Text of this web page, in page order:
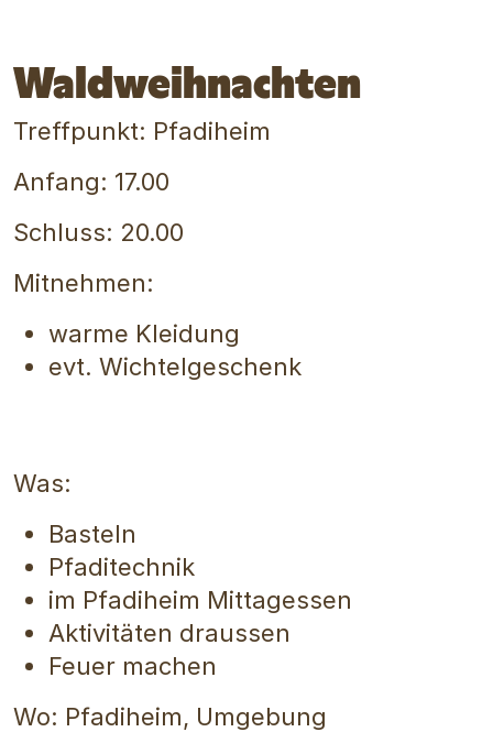
Waldweihnachten
Treffpunkt: Pfadiheim
Anfang: 17.00
Schluss: 20.00
Mitnehmen:
warme Kleidung
evt. Wichtelgeschenk
Was:
Basteln
Pfaditechnik
im Pfadiheim Mittagessen
Aktivitäten draussen
Feuer machen
Wo: Pfadiheim, Umgebung